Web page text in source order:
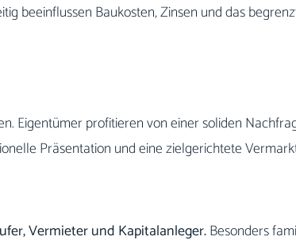
beeinflussen Baukosten, Zinsen und das
Eigentümer profitieren von einer soliden
Präsentation und eine zielgerichtete
Vermieter und Kapitalanleger.Besonders